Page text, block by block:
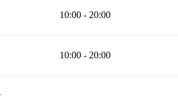
10:00 - 20:00
10:00 - 20:00